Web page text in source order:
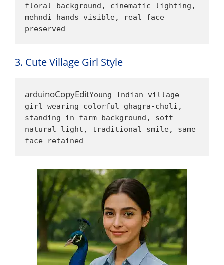
floral background, cinematic lighting,
mehndi hands visible, real face
preserved
3. Cute Village Girl Style
arduinoCopyEditYoung Indian village
girl wearing colorful ghagra-choli,
standing in farm background, soft
natural light, traditional smile, same
face retained